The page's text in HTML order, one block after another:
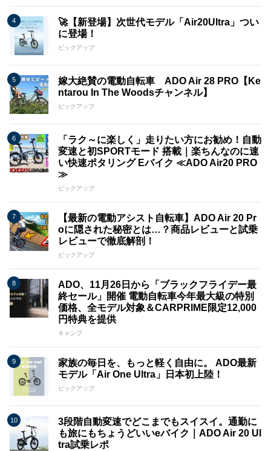
🚀【新登場】次世代モデル「Air20Ultra」つい
に登場！
ピックアップ
嫁大絶賛の電動自転車 ADO Air 28 PRO【Ke
ntarou In The Woodsチャンネル】
ピックアップ
「ラク～に楽しく」走りたい方にお勧め！自動
変速と初SPORTモード 搭載｜楽ちんなのに速
い快速ポタリング Eバイク ≪ADO Air20 PRO
≫
ピックアップ
【最新の電動アシスト自転車】ADO Air 20 Pr
oに隠された秘密とは…？商品レビューと試乗
レビューで徹底解剖！
ピックアップ
ADO、11月26日から「ブラックフライデー最
終セール」開催 電動自転車今年最大級の特別
価格、全モデル対象＆CARPRIME限定12,000
円特典を提供
キャンプ
家族の毎日を、もっと軽く自由に。 ADO最新
モデル「Air One Ultra」日本初上陸！
ピックアップ
3段階自動変速でどこまでもスイスイ。通勤に
も旅にもちょうどいいeバイク｜ADO Air 20 Ul
tra試乗レポ